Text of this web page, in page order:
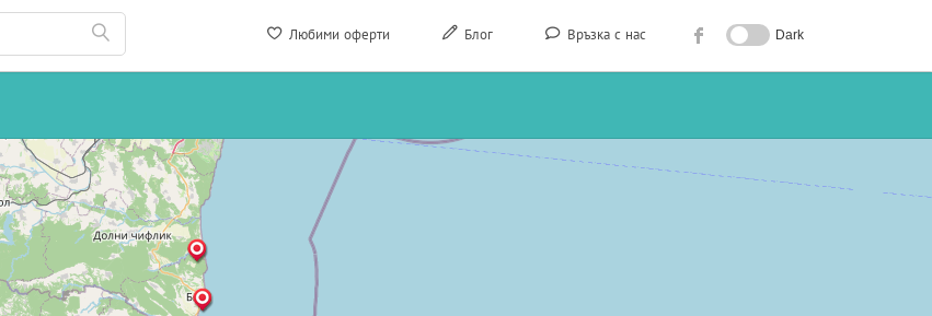
Любими оферти Блог Връзка с нас Dark
-36%
те очакват още следващият
понеделник
Запиши се сега!